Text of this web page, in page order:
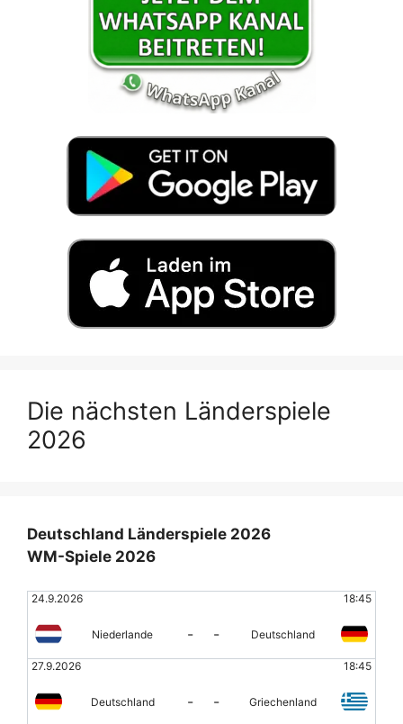
Die nächsten Länderspiele
2026
Deutschland Länderspiele 2026
WM-Spiele 2026
24.9.2026 18:45
Niederlande - - Deutschland
27.9.2026 18:45
Deutschland - - Griechenland